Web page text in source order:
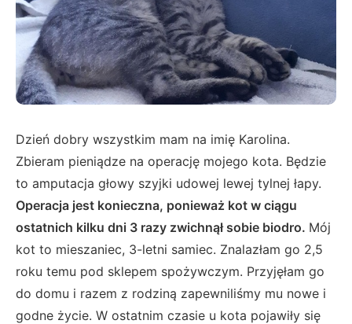
Dzień dobry wszystkim mam na imię Karolina.
Zbieram pieniądze na operację mojego kota. Będzie
to amputacja głowy szyjki udowej lewej tylnej łapy.
Operacja jest konieczna, ponieważ kot w ciągu
ostatnich kilku dni 3 razy zwichnął sobie biodro. Mój
kot to mieszaniec, 3-letni samiec. Znalazłam go 2,5
roku temu pod sklepem spożywczym. Przyjęłam go
do domu i razem z rodziną zapewniliśmy mu nowe i
godne życie. W ostatnim czasie u kota pojawiły się